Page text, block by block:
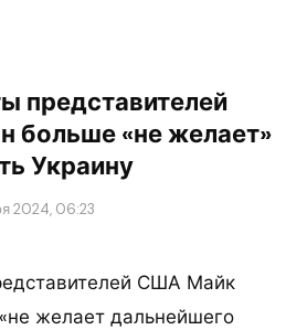
представителей
«не желает»
Украину
2024, 06:23
США Майк
желает дальнейшего